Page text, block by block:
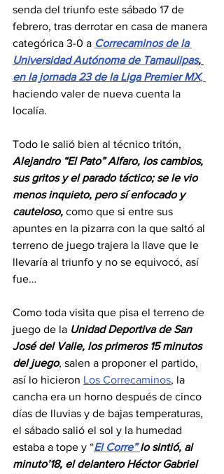
senda del triunfo este sábado 17 de
febrero, tras derrotar en casa de manera
categórica 3-0 a Correcaminos de la
Universidad Autónoma de Tamaulipas,
en la jornada 23 de la Liga Premier MX,
haciendo valer de nueva cuenta la
localía.
Todo le salió bien al técnico tritón,
Alejandro “El Pato” Alfaro, los cambios,
sus gritos y el parado táctico; se le vio
menos inquieto, pero sí enfocado y
cauteloso, como que si entre sus
apuntes en la pizarra con la que saltó al
terreno de juego trajera la llave que le
llevaría al triunfo y no se equivocó, así
fue…
Como toda visita que pisa el terreno de
juego de la Unidad Deportiva de San
José del Valle, los primeros 15 minutos
del juego, salen a proponer el partido,
así lo hicieron Los Correcaminos, la
cancha era un horno después de cinco
días de lluvias y de bajas temperaturas,
el sábado salió el sol y la humedad
estaba a tope y “El Corre” lo sintió, al
minuto’18, el delantero Héctor Gabriel